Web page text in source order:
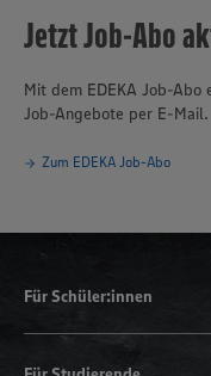
Jetzt Job-Abo
Mit dem EDEKA Job-
Job-Angebote per E-Mail.
Zum EDEKA Job-Abo
Für Schüler:innen